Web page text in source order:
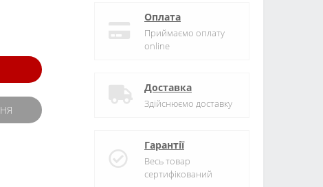
Оплата
Приймаємо оплату
online
Доставка
Здійснюємо доставку
Гарантії
Весь товар
сертифікований